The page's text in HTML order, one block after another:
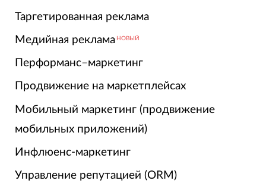
Таргетированная реклама
Медийная реклама НОВЫЙ
Перформанс–маркетинг
Продвижение на маркетплейсах
Мобильный маркетинг (продвижение
мобильных приложений)
Инфлюенс-маркетинг
Управление репутацией (ORM)